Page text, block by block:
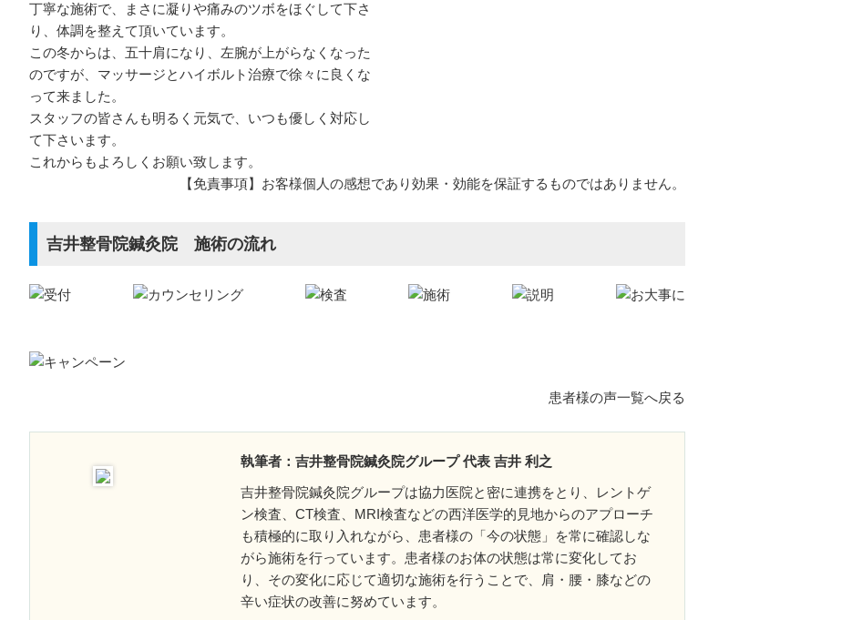
性症候群
丁寧な施術で、まさに凝りや痛みのツボをほぐして下さ
り、体調を整えて頂いています。
この冬からは、五十肩になり、左腕が上がらなくなった
のですが、マッサージとハイボルト治療で徐々に良くな
って来ました。
スタッフの皆さんも明るく元気で、いつも優しく対応し
て下さいます。
これからもよろしくお願い致します。
【免責事項】お客様個人の感想であり効果・効能を保証するものではありません。
吉井整骨院鍼灸院 施術の流れ
患者様の声一覧へ戻る
執筆者：吉井整骨院鍼灸院グループ 代表 吉井 利之
吉井整骨院鍼灸院グループは協力医院と密に連携をとり、レントゲ
ン検査、CT検査、MRI検査などの西洋医学的見地からのアプローチ
も積極的に取り入れながら、患者様の「今の状態」を常に確認しな
がら施術を行っています。患者様のお体の状態は常に変化してお
り、その変化に応じて適切な施術を行うことで、肩・腰・膝などの
辛い症状の改善に努めています。